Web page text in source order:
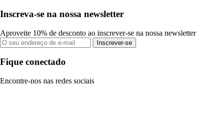
Inscreva-se na nossa newsletter
Aproveite 10% de desconto ao inscrever-se na nossa newsletter
Inscrever-se
Fique conectado
Encontre-nos nas redes sociais